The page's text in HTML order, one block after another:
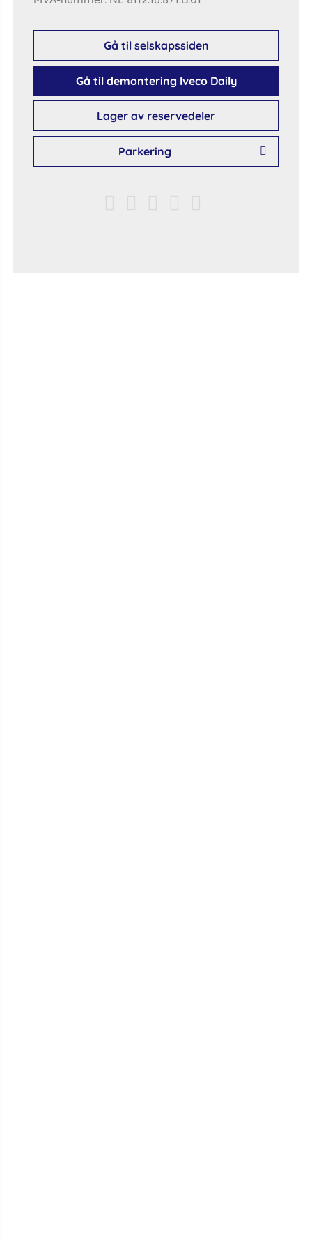
Gå til selskapssiden
Gå til demontering Iveco Daily
Lager av reservedeler
Parkering